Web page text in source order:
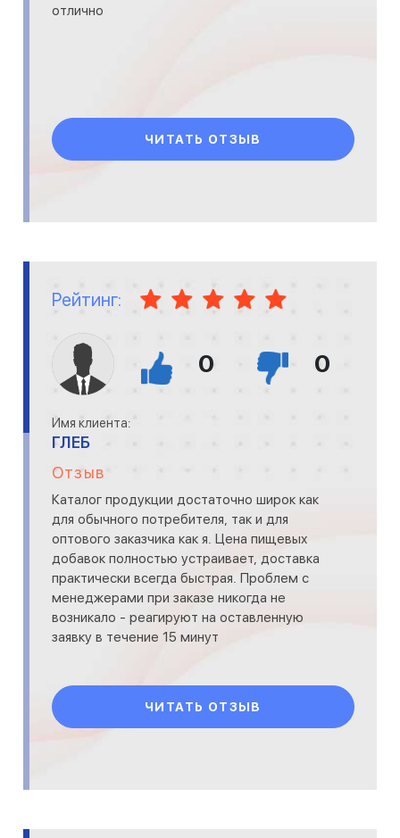
отлично
ЧИТАТЬ ОТЗЫВ
Рейтинг:
0 0
Имя клиента:
ГЛЕБ
Отзыв
Каталог продукции достаточно широк как
для обычного потребителя, так и для
оптового заказчика как я. Цена пищевых
добавок полностью устраивает, доставка
практически всегда быстрая. Проблем с
менеджерами при заказе никогда не
возникало - реагируют на оставленную
заявку в течение 15 минут
ЧИТАТЬ ОТЗЫВ